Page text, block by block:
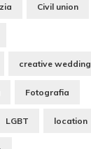
Civil union
creative wedding
Fotografia
LGBT location